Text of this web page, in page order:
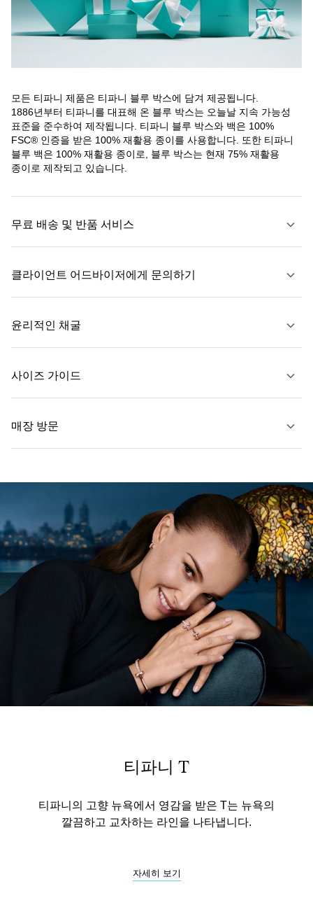
모든 티파니 제품은 티파니 블루 박스에 담겨 제공됩니다.
1886년부터 티파니를 대표해 온 블루 박스는 오늘날 지속 가능성
표준을 준수하여 제작됩니다. 티파니 블루 박스와 백은 100%
FSC® 인증을 받은 100% 재활용 종이를 사용합니다. 또한 티파니
블루 백은 100% 재활용 종이로, 블루 박스는 현재 75% 재활용
종이로 제작되고 있습니다.
무료 배송 및 반품 서비스
자세히 보기
클라이언트 어드바이저에게 문의하기
윤리적인 채굴
사이즈 가이드
자세히 보기
매장 방문
가까운 매장 찾기
티파니 T
티파니의 고향 뉴욕에서 영감을 받은 T는 뉴욕의
깔끔하고 교차하는 라인을 나타냅니다.
자세히 보기